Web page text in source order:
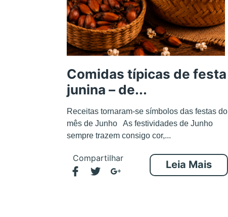
Comidas típicas de festa
junina – de...
Receitas tornaram-se símbolos das festas do
mês de Junho As festividades de Junho
sempre trazem consigo cor,...
Compartilhar
Leia Mais